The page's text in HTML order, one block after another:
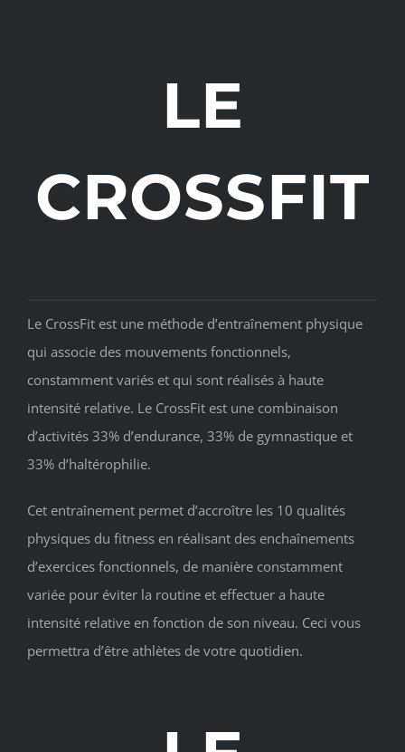
LE
CROSSFIT
Le CrossFit est une méthode d’entraînement physique
qui associe des mouvements fonctionnels,
constamment variés et qui sont réalisés à haute
intensité relative. Le CrossFit est une combinaison
d’activités 33% d’endurance, 33% de gymnastique et
33% d’haltérophilie.
Cet entraînement permet d’accroître les 10 qualités
physiques du fitness en réalisant des enchaînements
d’exercices fonctionnels, de manière constamment
variée pour éviter la routine et effectuer a haute
intensité relative en fonction de son niveau. Ceci vous
permettra d’être athlètes de votre quotidien.